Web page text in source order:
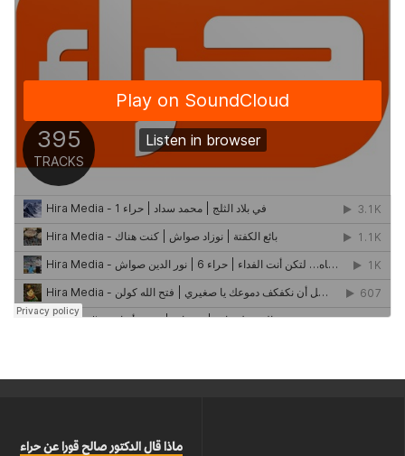
ماذا قال الدكتور صالح قورا عن حراء